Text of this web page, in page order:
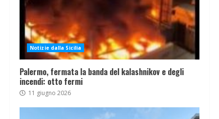
Notizie dalla Sicilia
Palermo, fermata la banda del kalashnikov e degli
incendi: otto fermi
11 giugno 2026